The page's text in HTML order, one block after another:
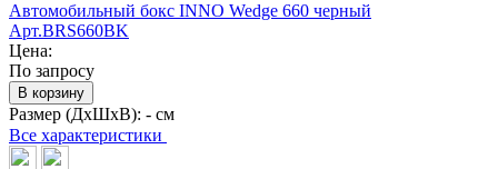
Автомобильный бокс INNO Wedge 660 черный
Арт.BRS660BK
Цена:
По запросу
В корзину
Размер (ДхШхВ): - см
Все характеристики